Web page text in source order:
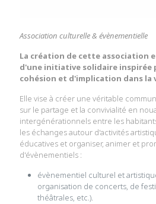
Association culturelle & évènementielle
La création de cette association
d'une initiative solidaire inspirée
cohésion et d'implication dans la
Elle vise à créer une véritable
sur le partage et la convivialité en
intergénérationnels entre les
les échanges autour d'activités
éducatives et organiser, animer et
d'évènementiels :
évènementiel culturel et
organisation de concerts, de
théâtrales, etc.).